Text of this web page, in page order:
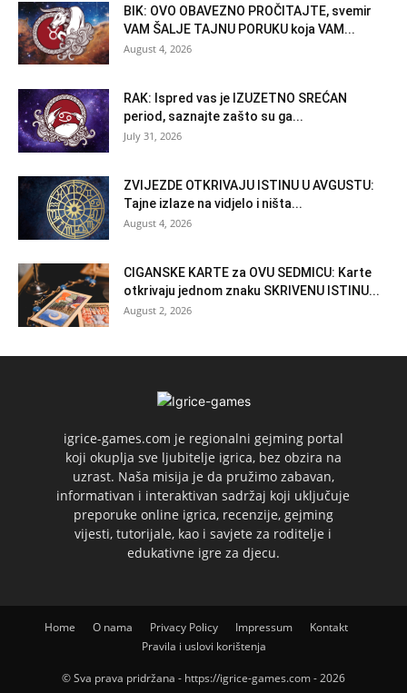
BIK: OVO OBAVEZNO PROČITAJTE, svemir
VAM ŠALJE TAJNU PORUKU koja VAM...
August 4, 2026
RAK: Ispred vas je IZUZETNO SREĆAN
period, saznajte zašto su ga...
July 31, 2026
ZVIJEZDE OTKRIVAJU ISTINU U AVGUSTU:
Tajne izlaze na vidjelo i ništa...
August 4, 2026
CIGANSKE KARTE za OVU SEDMICU: Karte
otkrivaju jednom znaku SKRIVENU ISTINU...
August 2, 2026
igrice-games.com je regionalni gejming portal
koji okuplja sve ljubitelje igrica, bez obzira na
uzrast. Naša misija je da pružimo zabavan,
informativan i interaktivan sadržaj koji uključuje
preporuke online igrica, recenzije, gejming
vijesti, tutorijale, kao i savjete za roditelje i
edukativne igre za djecu.
Home O nama Privacy Policy Impressum
Kontakt
Pravila i uslovi korištenja
© Sva prava pridržana - https://igrice-games.com - 2026